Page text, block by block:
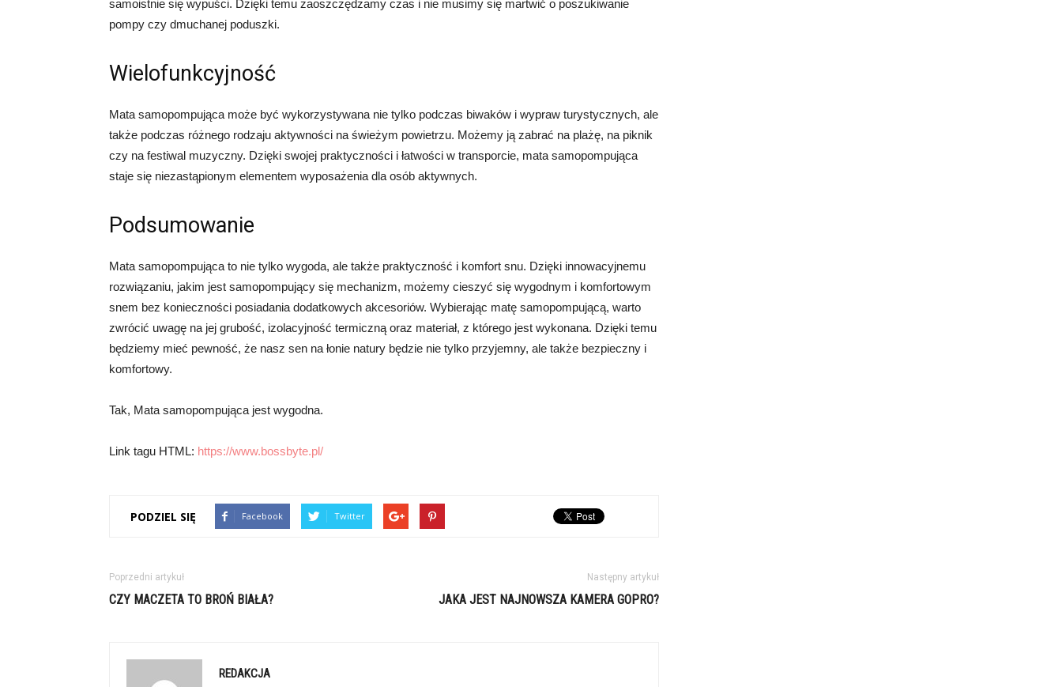
samoistnie się wypuści. Dzięki temu zaoszczędzamy czas i nie musimy się martwić o poszukiwanie
pompy czy dmuchanej poduszki.
Wielofunkcyjność
Mata samopompująca może być wykorzystywana nie tylko podczas biwaków i wypraw turystycznych, ale
także podczas różnego rodzaju aktywności na świeżym powietrzu. Możemy ją zabrać na plażę, na piknik
czy na festiwal muzyczny. Dzięki swojej praktyczności i łatwości w transporcie, mata samopompująca
staje się niezastąpionym elementem wyposażenia dla osób aktywnych.
Podsumowanie
Mata samopompująca to nie tylko wygoda, ale także praktyczność i komfort snu. Dzięki innowacyjnemu
rozwiązaniu, jakim jest samopompujący się mechanizm, możemy cieszyć się wygodnym i komfortowym
snem bez konieczności posiadania dodatkowych akcesoriów. Wybierając matę samopompującą, warto
zwrócić uwagę na jej grubość, izolacyjność termiczną oraz materiał, z którego jest wykonana. Dzięki temu
będziemy mieć pewność, że nasz sen na łonie natury będzie nie tylko przyjemny, ale także bezpieczny i
komfortowy.
Tak, Mata samopompująca jest wygodna.
Link tagu HTML: https://www.bossbyte.pl/
PODZIEL SIĘ Facebook Twitter
Poprzedni artykuł
CZY MACZETA TO BROŃ BIAŁA?
Następny artykuł
JAKA JEST NAJNOWSZA KAMERA GOPRO?
REDAKCJA